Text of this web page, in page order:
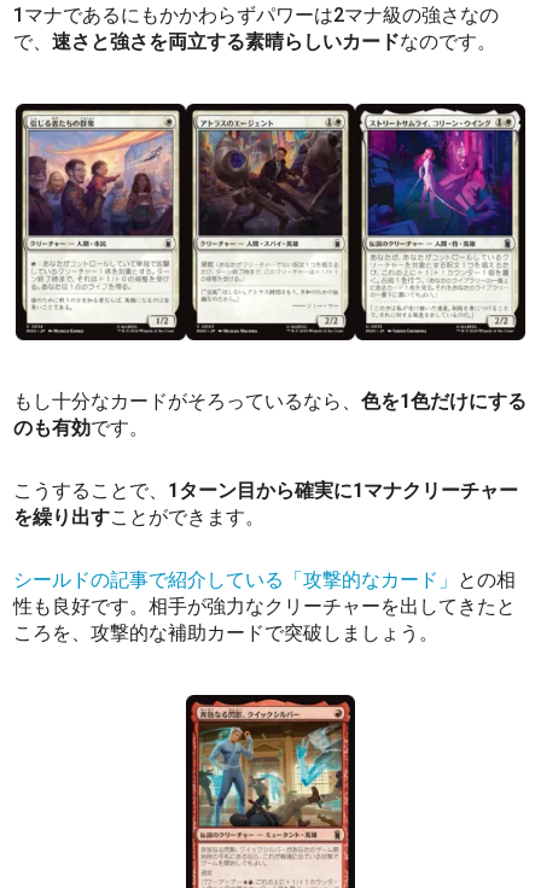
1マナであるにもかかわらずパワーは2マナ級の強さなの
で、速さと強さを両立する素晴らしいカードなのです。
もし十分なカードがそろっているなら、色を1色だけにする
のも有効です。
こうすることで、 1ターン目から確実に1マナクリーチャー
を繰り出すことができます。
シールドの記事で紹介している「攻撃的なカード」 との相
性も良好です。相手が強力なクリーチャーを出してきたと
ころを、攻撃的な補助カードで突破しましょう。